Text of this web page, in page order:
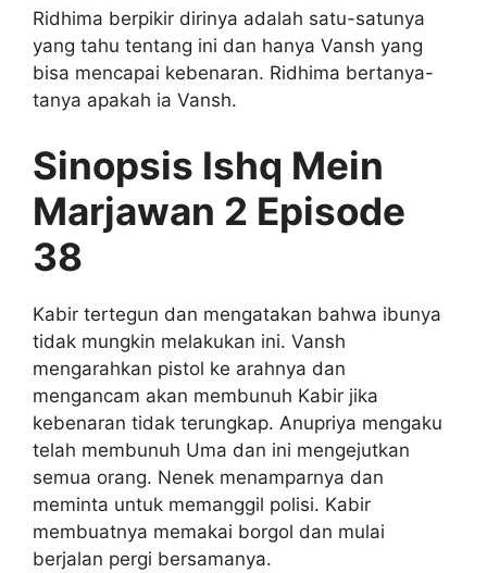
Ridhima berpikir dirinya adalah satu-satunya
yang tahu tentang ini dan hanya Vansh yang
bisa mencapai kebenaran. Ridhima bertanya-
tanya apakah ia Vansh.
Sinopsis Ishq Mein
Marjawan 2 Episode
38
Kabir tertegun dan mengatakan bahwa ibunya
tidak mungkin melakukan ini. Vansh
mengarahkan pistol ke arahnya dan
mengancam akan membunuh Kabir jika
kebenaran tidak terungkap. Anupriya mengaku
telah membunuh Uma dan ini mengejutkan
semua orang. Nenek menamparnya dan
meminta untuk memanggil polisi. Kabir
membuatnya memakai borgol dan mulai
berjalan pergi bersamanya.